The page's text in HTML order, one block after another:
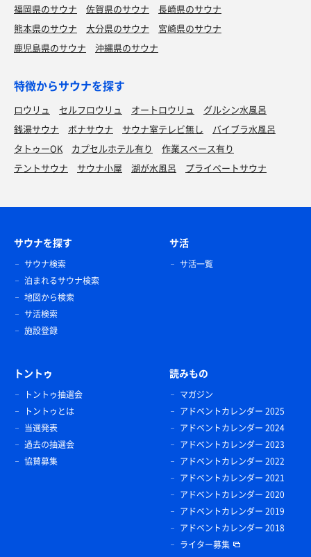
福岡県のサウナ 佐賀県のサウナ
長崎県のサウナ
熊本県のサウナ
大分県のサウナ
宮崎県のサウナ
鹿児島県のサウナ
沖縄県のサウナ
特徴からサウナを探す
ロウリュ セルフロウリュ オートロウリュ
グルシン水風呂
銭湯サウナ
ボナサウナ サウナ室テレビ無し
バイブラ水風呂
タトゥーOK
カプセルホテル有り
作業スペース有り
テントサウナ
サウナ小屋 湖が水風呂 プライベートサウナ
サウナを探す
サウナ検索
泊まれるサウナ検索
地図から検索
サ活検索
施設登録
サ活
サ活一覧
トントゥ
トントゥ抽選会
トントゥとは
当選発表
過去の抽選会
協賛募集
読みもの
マガジン
アドベントカレンダー 2025
アドベントカレンダー 2024
アドベントカレンダー 2023
アドベントカレンダー 2022
アドベントカレンダー 2021
アドベントカレンダー 2020
アドベントカレンダー 2019
アドベントカレンダー 2018
ライター募集